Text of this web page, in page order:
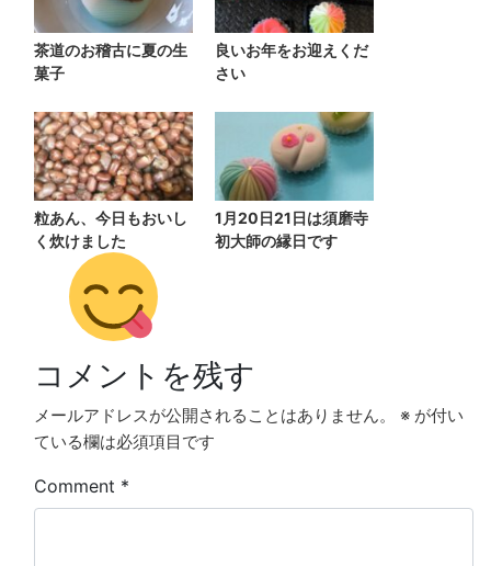
茶道のお稽古に夏の生
菓子
良いお年をお迎えくだ
さい
粒あん、今日もおいし
く炊けました
1月20日21日は須磨寺
初大師の縁日です
コメントを残す
メールアドレスが公開されることはありません。 ※ が付い
ている欄は必須項目です
Comment *